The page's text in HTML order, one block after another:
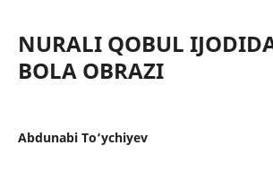
NURALI QOBUL
BOLA OBRAZI
Abdunabi To‘ychiyev